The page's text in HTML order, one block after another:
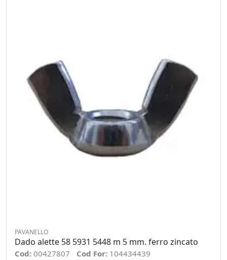
PAVANELLO
Dado alette 58 5931 5448 m 5 mm. ferro zincato
Cod: 00427807 Cod For: 104434439